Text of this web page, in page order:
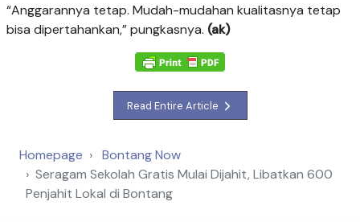
“Anggarannya tetap. Mudah-mudahan kualitasnya tetap
bisa dipertahankan,” pungkasnya. (ak)
Read Entire Article
Homepage
Bontang Now
Seragam Sekolah Gratis Mulai Dijahit, Libatkan 600
Penjahit Lokal di Bontang